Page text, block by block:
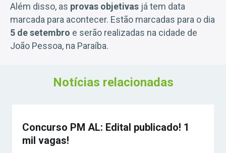
Além disso, as provas objetivas já tem data
marcada para acontecer. Estão marcadas para o dia
5 de setembro e serão realizadas na cidade de
João Pessoa, na Paraíba.
Notícias relacionadas
Concurso PM AL: Edital publicado! 1
mil vagas!